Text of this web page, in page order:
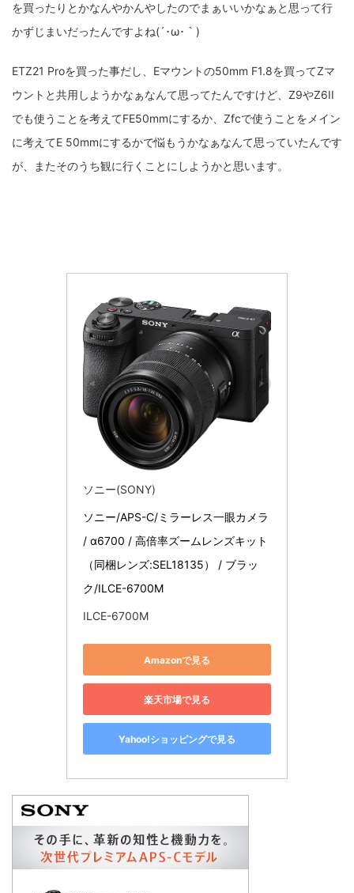
を買ったりとかなんやかんやしたのでまぁいいかなぁと思って行
かずじまいだったんですよね(´･ω･｀)
ETZ21 Proを買った事だし、Eマウントの50mm F1.8を買ってZマ
ウントと共用しようかなぁなんて思ってたんですけど、Z9やZ6II
でも使うことを考えてFE50mmにするか、Zfcで使うことをメイン
に考えてE 50mmにするかで悩もうかなぁなんて思っていたんです
が、またそのうち観に行くことにしようかと思います。
ソニー(SONY)
ソニー/APS-C/ミラーレス一眼カメラ
/ α6700 / 高倍率ズームレンズキット
（同梱レンズ:SEL18135） / ブラッ
ク/ILCE-6700M
ILCE-6700M
Amazonで見る
楽天市場で見る
Yahoo!ショッピングで見る